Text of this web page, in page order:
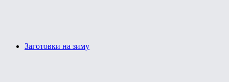
Заготовки на зиму